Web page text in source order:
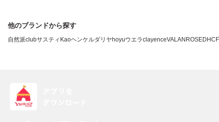
他のブランドから探す
自然派clubサスティ Kaoヘンケルダリヤ hoyuウエラclayenceVALANROSEDHC